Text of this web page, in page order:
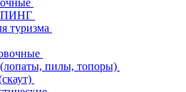
туризма
пилы, топоры)